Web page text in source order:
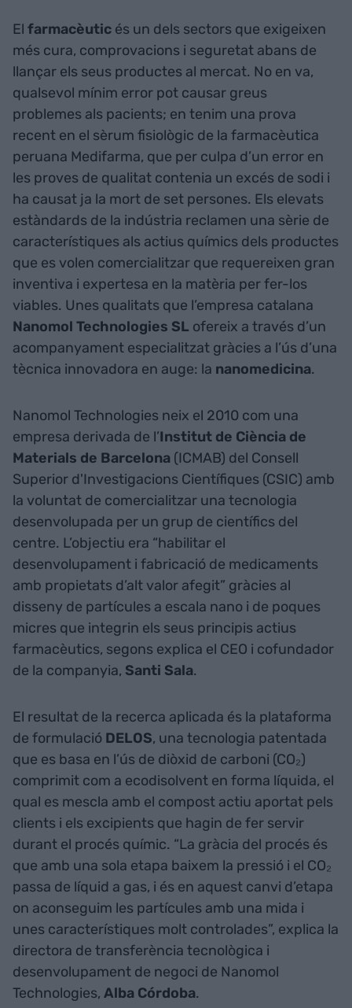
El farmacèutic és un dels sectors que exigeixen
més cura, comprovacions i seguretat abans de
llançar els seus productes al mercat. No en va,
qualsevol mínim error pot causar greus
problemes als pacients; en tenim una prova
recent en el sèrum fisiològic de la farmacèutica
peruana Medifarma, que per culpa d’un error en
les proves de qualitat contenia un excés de sodi i
ha causat ja la mort de set persones. Els elevats
estàndards de la indústria reclamen una sèrie de
característiques als actius químics dels productes
que es volen comercialitzar que requereixen gran
inventiva i expertesa en la matèria per fer-los
viables. Unes qualitats que l’empresa catalana
Nanomol Technologies SL ofereix a través d’un
acompanyament especialitzat gràcies a l’ús d’una
tècnica innovadora en auge: la nanomedicina.
Nanomol Technologies neix el 2010 com una
empresa derivada de l’Institut de Ciència de
Materials de Barcelona (ICMAB) del Consell
Superior d'Investigacions Científiques (CSIC) amb
la voluntat de comercialitzar una tecnologia
desenvolupada per un grup de científics del
centre. L’objectiu era “habilitar el
desenvolupament i fabricació de medicaments
amb propietats d’alt valor afegit” gràcies al
disseny de partícules a escala nano i de poques
micres que integrin els seus principis actius
farmacèutics, segons explica el CEO i cofundador
de la companyia, Santi Sala.
El resultat de la recerca aplicada és la plataforma
de formulació DELOS, una tecnologia patentada
que es basa en l’ús de diòxid de carboni (CO₂)
comprimit com a ecodisolvent en forma líquida, el
qual es mescla amb el compost actiu aportat pels
clients i els excipients que hagin de fer servir
durant el procés químic. “La gràcia del procés és
que amb una sola etapa baixem la pressió i el CO₂
passa de líquid a gas, i és en aquest canvi d’etapa
on aconseguim les partícules amb una mida i
unes característiques molt controlades”, explica la
directora de transferència tecnològica i
desenvolupament de negoci de Nanomol
Technologies, Alba Córdoba.